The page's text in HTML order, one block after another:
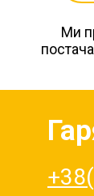
Ми